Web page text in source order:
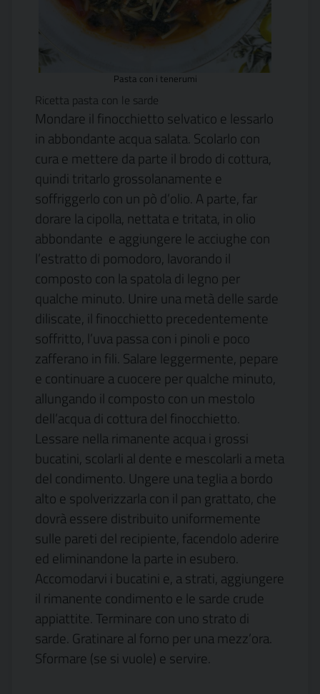
Pasta con i tenerumi
Ricetta pasta con le sarde
Mondare il finocchietto selvatico e lessarlo
in abbondante acqua salata. Scolarlo con
cura e mettere da parte il brodo di cottura,
quindi tritarlo grossolanamente e
soffriggerlo con un pò d’olio. A parte, far
dorare la cipolla, nettata e tritata, in olio
abbondante e aggiungere le acciughe con
l’estratto di pomodoro, lavorando il
composto con la spatola di legno per
qualche minuto. Unire una metà delle sarde
diliscate, il finocchietto precedentemente
soffritto, l’uva passa con i pinoli e poco
zafferano in fili. Salare leggermente, pepare
e continuare a cuocere per qualche minuto,
allungando il composto con un mestolo
dell’acqua di cottura del finocchietto.
Lessare nella rimanente acqua i grossi
bucatini, scolarli al dente e mescolarli a meta
del condimento. Ungere una teglia a bordo
alto e spolverizzarla con il pan grattato, che
dovrà essere distribuito uniformemente
sulle pareti del recipiente, facendolo aderire
ed eliminandone la parte in esubero.
Accomodarvi i bucatini e, a strati, aggiungere
il rimanente condimento e le sarde crude
appiattite. Terminare con uno strato di
sarde. Gratinare al forno per una mezz’ora.
Sformare (se si vuole) e servire.